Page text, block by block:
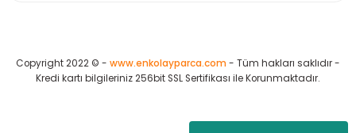
Copyright 2022 © - www.enkolayparca.com - Tüm hakları saklıdır -
Kredi kartı bilgileriniz 256bit SSL Sertifikası ile Korunmaktadır.